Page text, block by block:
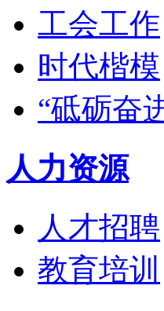
工会工作
时代楷模
“砥砺奋
人力资源
人才招聘
教育培训